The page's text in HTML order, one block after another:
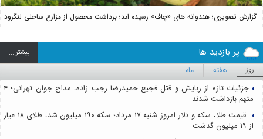
گزارش تصویری؛ هندوانه های «چاف» رسیده اند؛ برداشت محصول از مزارع ساحلی لنگرود
پر بازدید ها بيشتر ...
روز هفته ماه
جزئیات تازه از ربایش و قتل فجیع حمیدرضا رجب زاده، مداح جوان تهرانی؛ ۴
متهم بازداشت شدند
قیمت طلا، سکه و دلار امروز شنبه ۱۷ مرداد؛ سکه ۱۹۰ میلیون شد، طلای ۱۸ عیار
از ۱۹ میلیون گذشت